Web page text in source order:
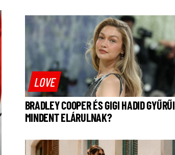
LOVE
BRADLEY COOPER ÉS GIGI HADID GYŰRŰI
MINDENT ELÁRULNAK?